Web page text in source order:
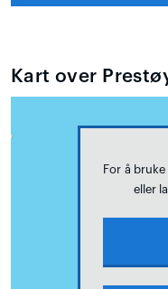
Kart over
For å
eller